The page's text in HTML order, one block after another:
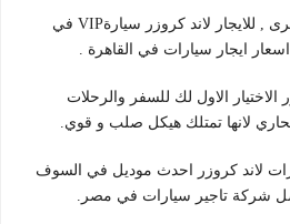
لذلك لاندكروزر للايجار الشهرى , للايجار لاند كروزر سيارةVIP في
ايجار سيارات في القاهرة .
الاختيار الاول لك للسفر والرحلات
لانها تمتلك هيكل صلب و قوي.
لاند كروزر احدث موديل في السوف
شركة تاجير سيارات في مصر.